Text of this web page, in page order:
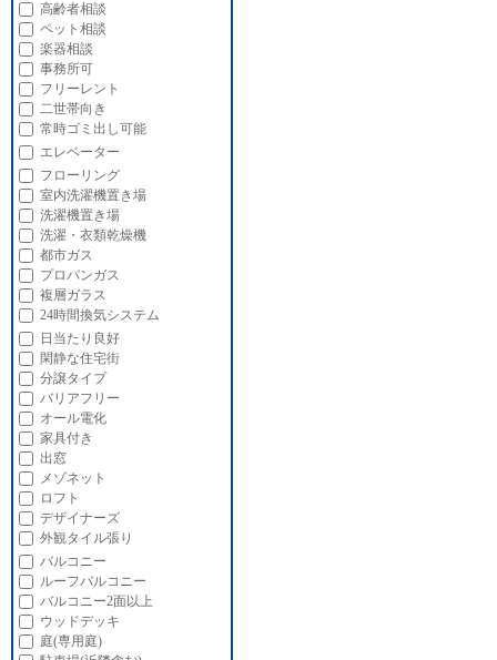
高齢者相談
ペット相談
楽器相談
事務所可
フリーレント
二世帯向き
常時ゴミ出し可能
エレベーター
フローリング
室内洗濯機置き場
洗濯機置き場
洗濯・衣類乾燥機
都市ガス
プロパンガス
複層ガラス
24時間換気システム
日当たり良好
閑静な住宅街
分譲タイプ
バリアフリー
オール電化
家具付き
出窓
メゾネット
ロフト
デザイナーズ
外観タイル張り
バルコニー
ルーフバルコニー
バルコニー2面以上
ウッドデッキ
庭(専用庭)